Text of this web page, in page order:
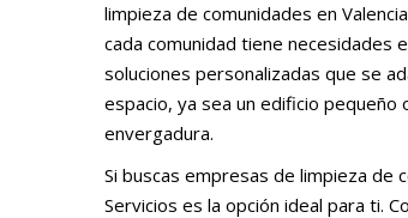
limpieza de comunidades en
cada comunidad tiene necesidades
soluciones personalizadas que se
espacio, ya sea un edificio pequeño
envergadura.
Si buscas empresas de limpieza de
Servicios es la opción ideal para ti.